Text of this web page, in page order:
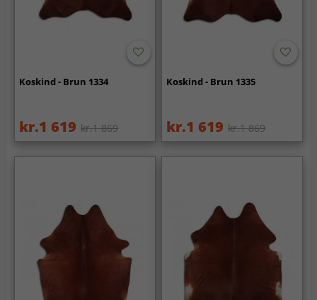
Koskind - Brun 1334
kr.1 619 kr.1 869
Koskind - Brun 1335
kr.1 619 kr.1 869